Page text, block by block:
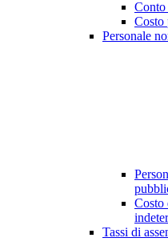
Conto
Costo
Personale
Costo
Tassi di